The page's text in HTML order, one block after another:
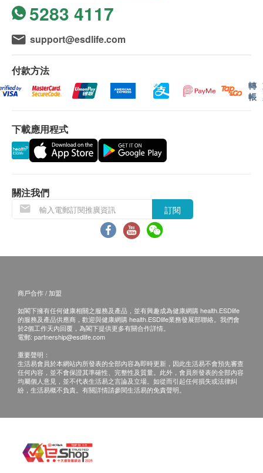
產品規格：
型號
抽濕量
能源標籤標準 (溫度
抽濕溫度範圍
5-40 度 (攝氏)
耗電量
1.4 安培
產品主機體尺寸
(接駁位及凸出部分不計算
在內)
高：635 毫米
深：290 毫米
包裝尺吋
高：680 毫米
深：360 毫米
淨重
17.5 千克
5283 4117
support@esdlife.com
付款方法
轉
帳
下載應用程式
關注我們
訂閱
商戶合作 / 加盟
如閣下擁有任何健康相關之服務及產品，並有興趣成為健康網購 health.ESDlife
的服務及產品供應商，歡迎與健康網購 health.ESDlife業務發展部聯絡。我們會
於2個工作天內回覆，為閣下提供更多有關合作詳情。
電郵: partnership@esdlife.com
重要聲明：
生活易會員於本網站內所發表的全部內容為即時更新，因此生活易不會預先審查
任何內容，並不會保證其準確性、完整性及質量。此外，會員所發表的全部內容
均屬個人意見，並不代表生活易之言論及立場。如從而引起任何損失或法律糾
紛，生活易概不負責。有關詳情請參閱生活易的免責聲明。